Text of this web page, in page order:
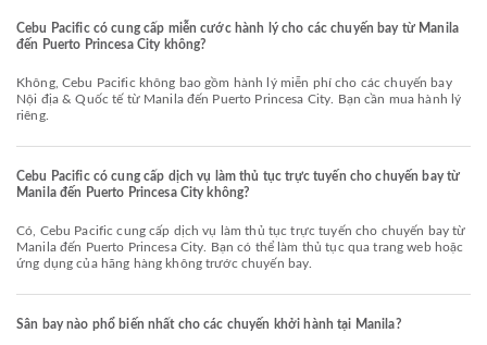
Cebu Pacific có cung cấp miễn cước hành lý cho các chuyến bay từ Manila
đến Puerto Princesa City không?
Không, Cebu Pacific không bao gồm hành lý miễn phí cho các chuyến bay
Nội địa & Quốc tế từ Manila đến Puerto Princesa City. Bạn cần mua hành lý
riêng.
Cebu Pacific có cung cấp dịch vụ làm thủ tục trực tuyến cho chuyến bay từ
Manila đến Puerto Princesa City không?
Có, Cebu Pacific cung cấp dịch vụ làm thủ tục trực tuyến cho chuyến bay từ
Manila đến Puerto Princesa City. Bạn có thể làm thủ tục qua trang web hoặc
ứng dụng của hãng hàng không trước chuyến bay.
Sân bay nào phổ biến nhất cho các chuyến khởi hành tại Manila?